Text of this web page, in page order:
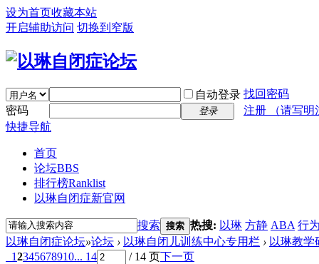
设为首页收藏本站
开启辅助访问 切换到窄版
自动登录 找回密码
密码
登录
注册 （请写明
快捷导航
首页
论坛BBS
排行榜Ranklist
以琳自闭症新官网
搜索 搜索 热搜: 以琳 方静 ABA 行
以琳自闭症论坛»论坛 › 以琳自闭儿训练中心专用栏 › 以琳教学
12345678910... 14 / 14 页下一页